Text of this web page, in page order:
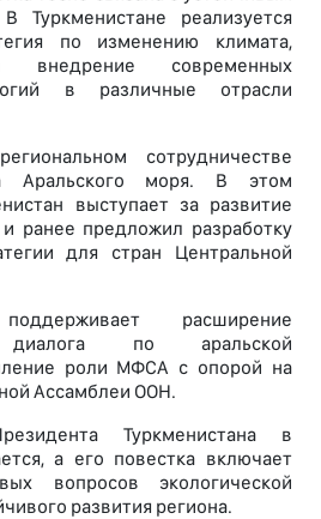
Туркменистане реализуется
по изменению климата,
внедрение современных
в различные отрасли
сотрудничестве
Аральского моря. В этом
выступает за развитие
ранее предложил разработку
для стран Центральной
расширение
диалога по аральской
роли МФСА с опорой на
Ассамблеи ООН.
Туркменистана в
а его повестка включает
вопросов экологической
развития региона.